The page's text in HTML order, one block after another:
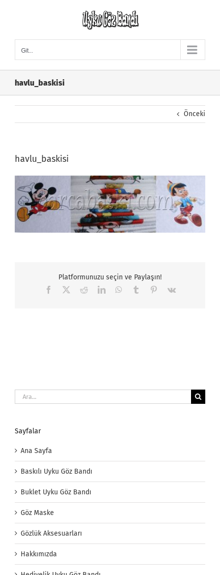
Git...
havlu_baskisi
Önceki
havlu_baskisi
Platformunuzu seçin ve Paylaşın!
Facebook RedditLinkedInWhatsApp
Tumblr Pinterest
Vk
Ara:
Sayfalar
Ana Sayfa
Baskılı Uyku Göz Bandı
Buklet Uyku Göz Bandı
Göz Maske
Gözlük Aksesuarları
Hakkımızda